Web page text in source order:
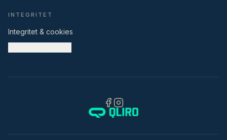
INTEGRITET
Integritet & cookies